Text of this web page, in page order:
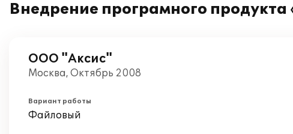
Внедрение програмного
ООО "Аксис"
Москва, Октябрь 2008
Вариант работы
Файловый